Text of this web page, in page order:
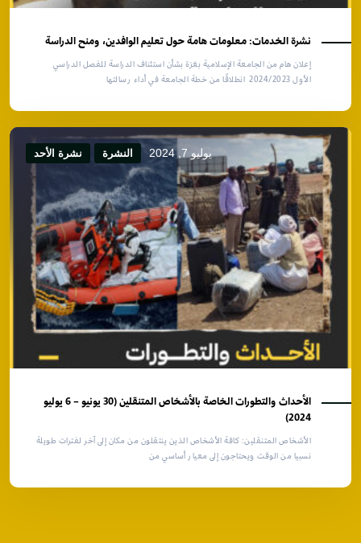
نشرة الخدمات: معلومات هامة حول تعليم الوافدين، ومنح الدراسة
إعلان هام من الجامعة الإسلامية بغزة بشأن استئناف الدراسة للفصل الدراسي
الأول 2024/2023 انطلاقًا من خطة الجامعة في أداء رسالتها
يوليو 7, 2024 النشرة نشرة الأحد
الأحداث والتطورات الخاصة بالأشخاص المتنقلين (30 يونيو – 6 يوليو
2024)
الأشخاص المتنقلين: كافة الأشخاص الذين ينتقلون من مكان إلى آخر لفترات طويلة
نسبيا من الوقت ويحتاجون إلى معيار أساسي من